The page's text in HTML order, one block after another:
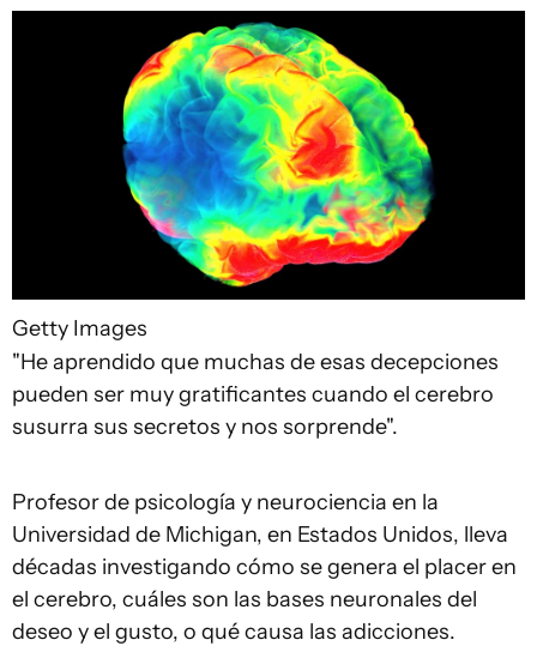
Getty Images
"He aprendido que muchas de esas decepciones
pueden ser muy gratificantes cuando el cerebro
susurra sus secretos y nos sorprende".
Profesor de psicología y neurociencia en la
Universidad de Michigan, en Estados Unidos, lleva
décadas investigando cómo se genera el placer en
el cerebro, cuáles son las bases neuronales del
deseo y el gusto, o qué causa las adicciones.